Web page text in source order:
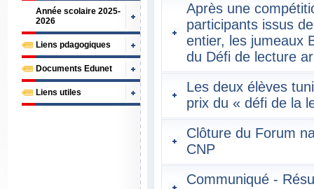
Année scolaire 2025-
2026
Liens pdagogiques
Documents Edunet
Liens utiles
Après une
participants issus
entier, les jumeaux
du Défi de lecture
Les deux élèves
prix du « défi de la
Clôture du Forum
CNP
Communiqué -